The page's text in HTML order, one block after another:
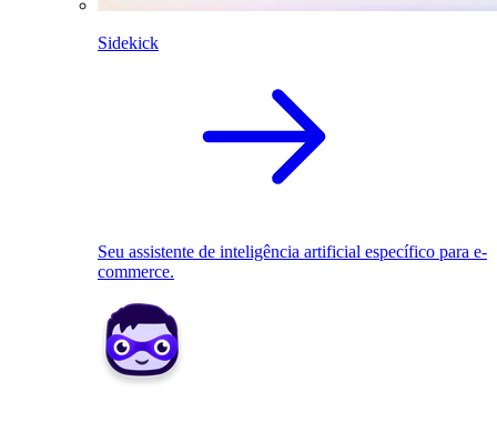
Sidekick
Seu assistente de inteligência artificial específico para e-
commerce.